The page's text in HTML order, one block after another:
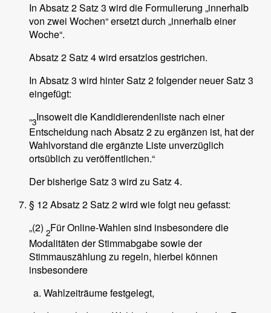
In Absatz 2 Satz 3 wird die Formulierung „innerhalb
von zwei Wochen“ ersetzt durch „innerhalb einer
Woche“.
Absatz 2 Satz 4 wird ersatzlos gestrichen.
In Absatz 3 wird hinter Satz 2 folgender neuer Satz 3
eingefügt:
„3Insoweit die Kandidierendenliste nach einer
Entscheidung nach Absatz 2 zu ergänzen ist, hat der
Wahlvorstand die ergänzte Liste unverzüglich
ortsüblich zu veröffentlichen.“
Der bisherige Satz 3 wird zu Satz 4.
§ 12 Absatz 2 Satz 2 wird wie folgt neu gefasst:
„(2) 2Für Online-Wahlen sind insbesondere die
Modalitäten der Stimmabgabe sowie der
Stimmauszählung zu regeln, hierbei können
insbesondere
Wahlzeiträume festgelegt,